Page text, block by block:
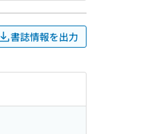
書誌情報を出力